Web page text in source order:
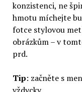
konzistenci, ne
hmotu míchejte
fotce stylovou
obrázkům – v
prd.
Tip: začněte s